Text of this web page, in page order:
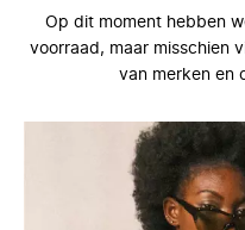
Op dit moment hebben
voorraad, maar misschien
van merken en